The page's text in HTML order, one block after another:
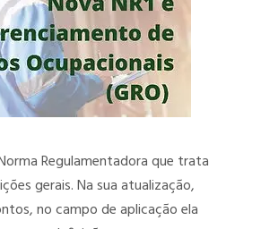
GERENCIAMENTO DE RESÍDUOS DOS
CONTROLE MÉDICO DE SAÚDE
DAS CONDIÇÕES AMBIENTAIS DO
E PERICULOSIDADE
Regulamentadora que trata
gerais. Na sua atualização,
no campo de aplicação ela